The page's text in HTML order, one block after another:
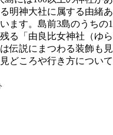
明神大社に属する由緒あ
ます。島前3島のうちの1
る「由良比女神社（ゆら
伝説にまつわる装飾も見
どころや行き方について